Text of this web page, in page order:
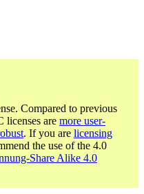
Compared to previous
licenses are more user-
. If you are licensing
the use of the 4.0
Share Alike 4.0